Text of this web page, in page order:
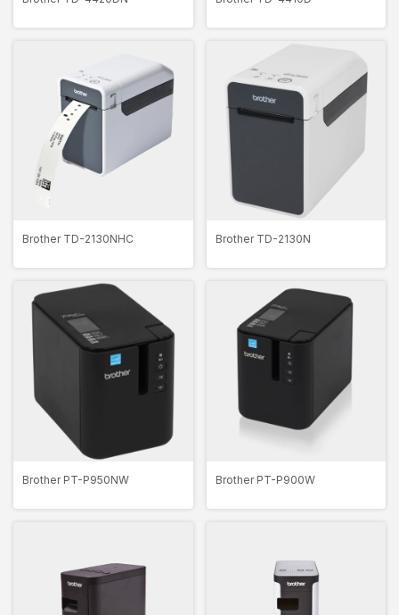
Brother TD-2130NHC Brother TD-2130N
Brother PT-P950NW Brother PT-P900W